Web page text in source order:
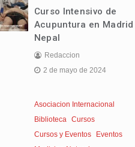
Curso Intensivo de
Acupuntura en Madrid
Nepal
Redaccion
2 de mayo de 2024
Asociacion Internacional
Biblioteca Cursos
Cursos y Eventos
Eventos